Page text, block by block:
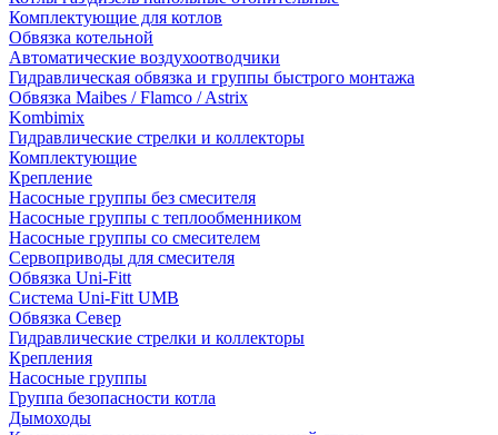
Комплектующие для котлов
Обвязка котельной
Автоматические воздухоотводчики
Гидравлическая обвязка и группы быстрого монтажа
Обвязка Maibes / Flamco / Astrix
Kombimix
Гидравлические стрелки и коллекторы
Комплектующие
Крепление
Насосные группы без смесителя
Насосные группы с теплообменником
Насосные группы со смесителем
Сервоприводы для смесителя
Обвязка Uni-Fitt
Система Uni-Fitt UMB
Обвязка Север
Гидравлические стрелки и коллекторы
Крепления
Насосные группы
Группа безопасности котла
Дымоходы